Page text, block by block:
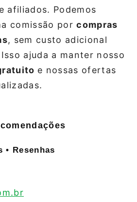
afiliados. Podemos
comissão porcompras
, sem custo adicional
ajuda a manter nosso
e nossas ofertas
• Resenhas